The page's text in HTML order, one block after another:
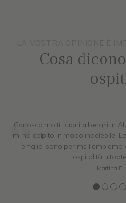
Cosa
Hotel molto bello in una
cordiale e cibo delizioso.
arredate. Parcheggio e
La piscina con vista
D.